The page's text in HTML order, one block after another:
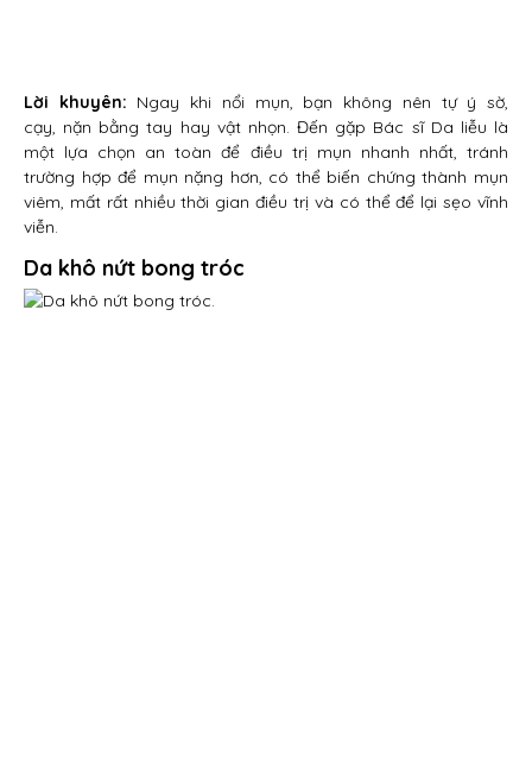
Lời khuyên: Ngay khi nổi mụn, bạn không nên tự ý sờ,
cạy, nặn bằng tay hay vật nhọn. Đến gặp Bác sĩ Da liễu là
một lựa chọn an toàn để điều trị mụn nhanh nhất, tránh
trường hợp để mụn nặng hơn, có thể biến chứng thành mụn
viêm, mất rất nhiều thời gian điều trị và có thể để lại sẹo vĩnh
viễn.
Da khô nứt bong tróc